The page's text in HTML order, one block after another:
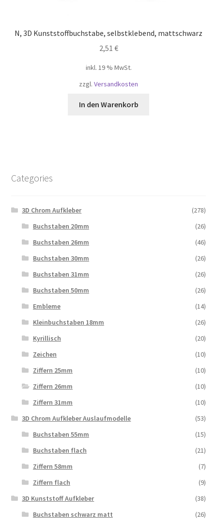
N, 3D Kunststoffbuchstabe, selbstklebend, mattschwarz
2,51 €
inkl. 19 % MwSt.
zzgl. Versandkosten
In den Warenkorb
Categories
3D Chrom Aufkleber
(278)
Buchstaben 20mm
(26)
Buchstaben 26mm
(46)
Buchstaben 30mm
(26)
Buchstaben 31mm
(26)
Buchstaben 50mm
(26)
Embleme
(14)
Kleinbuchstaben 18mm
(26)
Kyrillisch
(20)
Zeichen
(10)
Ziffern 25mm
(10)
Ziffern 26mm
(10)
Ziffern 31mm
(10)
3D Chrom Aufkleber Auslaufmodelle
(53)
Buchstaben 55mm
(15)
Buchstaben flach
(21)
Ziffern 58mm
(7)
Ziffern flach
(9)
3D Kunststoff Aufkleber
(38)
Buchstaben schwarz matt
(26)